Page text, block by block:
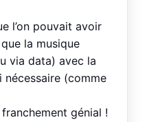
l’on pouvait avoir
la musique
via data) avec la
(comme
franchement génial !